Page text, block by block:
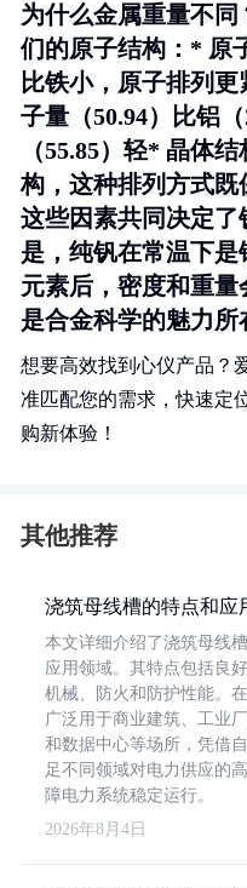
为什么金属重量不
们的原子结构：* 原
比铁小，原子排列更
子量（50.94）比铝
（55.85）轻* 晶体结
构，这种排列方式
这些因素共同决定
是，纯钒在常温下
元素后，密度和重
是合金科学的魅力所
想要高效找到心仪产品？
准匹配您的需求，快速定
购新体验！
其他推荐
浇筑母线槽的特点和应
本文详细介绍了浇筑母线
应用领域。其特点包括良好
机械、防火和防护性能。在
广泛用于商业建筑、工业
和数据中心等场所，凭借
足不同领域对电力供应的
障电力系统稳定运行。
2026年8月4日